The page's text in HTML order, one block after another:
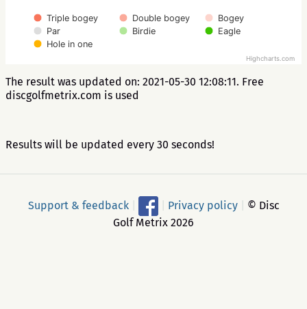
Triple bogey Double bogey
Bogey
Par
Birdie
Eagle
Hole in one
Highcharts.com
The result was updated on: 2021-05-30 12:08:11. Free
discgolfmetrix.com is used
Results will be updated every 30 seconds!
Support & feedback Privacy policy
© Disc
Golf Metrix 2026